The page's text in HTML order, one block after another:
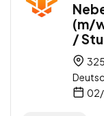
(m/
/